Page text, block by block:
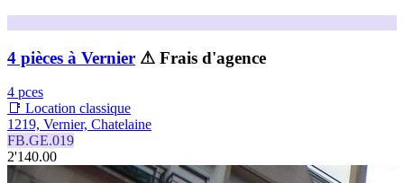
4 pièces à Vernier ⚠ Frais d'agence
4 pces
📑 Location classique
1219, Vernier, Chatelaine
FB.GE.019
2'140.00